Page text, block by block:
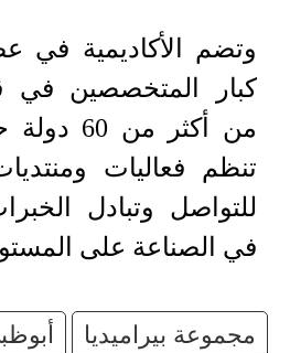
وتضم الأكاديمية في
كبار المتخصصين في
من أكثر
تنظم فعاليات
للتواصل وتبادل
في الصناعة على
مجموعة بيراميديا